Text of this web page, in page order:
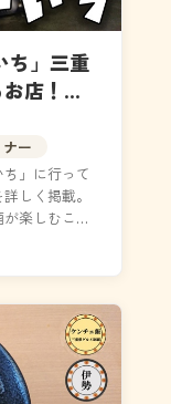
ち」三重
店！
ー
ち」に行って
しく掲載。
楽しむこと
魚介類、地